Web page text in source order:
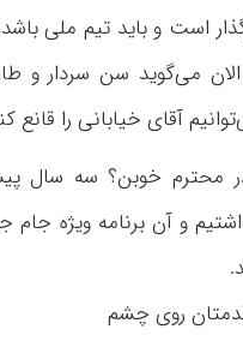
است و باید تیم ملی
می‌گوید سن سردار و
آقای خیابانی را قانع
محترم خوبن؟ سه سال
و آن برنامه ویژه جام
روی چشم